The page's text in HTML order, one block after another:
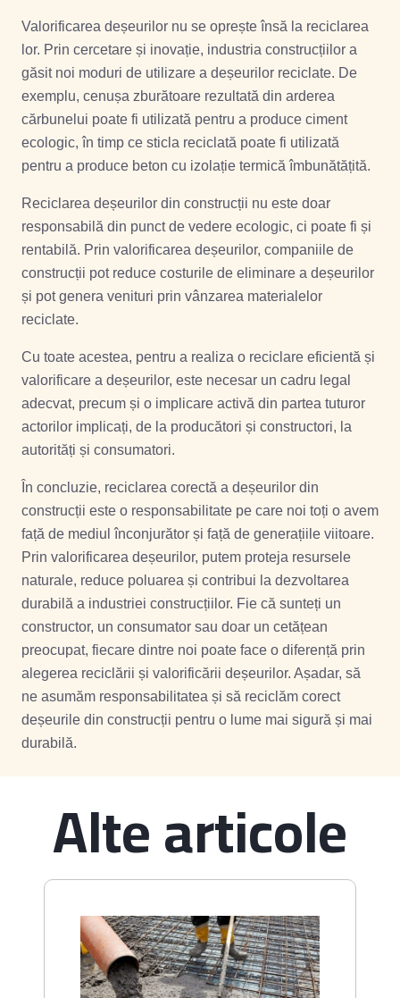
Valorificarea deșeurilor nu se oprește însă la reciclarea
lor. Prin cercetare și inovație, industria construcțiilor a
găsit noi moduri de utilizare a deșeurilor reciclate. De
exemplu, cenușa zburătoare rezultată din arderea
cărbunelui poate fi utilizată pentru a produce ciment
ecologic, în timp ce sticla reciclată poate fi utilizată
pentru a produce beton cu izolație termică îmbunătățită.
Reciclarea deșeurilor din construcții nu este doar
responsabilă din punct de vedere ecologic, ci poate fi și
rentabilă. Prin valorificarea deșeurilor, companiile de
construcții pot reduce costurile de eliminare a deșeurilor
și pot genera venituri prin vânzarea materialelor
reciclate.
Cu toate acestea, pentru a realiza o reciclare eficientă și
valorificare a deșeurilor, este necesar un cadru legal
adecvat, precum și o implicare activă din partea tuturor
actorilor implicați, de la producători și constructori, la
autorități și consumatori.
În concluzie, reciclarea corectă a deșeurilor din
construcții este o responsabilitate pe care noi toți o avem
față de mediul înconjurător și față de generațiile viitoare.
Prin valorificarea deșeurilor, putem proteja resursele
naturale, reduce poluarea și contribui la dezvoltarea
durabilă a industriei construcțiilor. Fie că sunteți un
constructor, un consumator sau doar un cetățean
preocupat, fiecare dintre noi poate face o diferență prin
alegerea reciclării și valorificării deșeurilor. Așadar, să
ne asumăm responsabilitatea și să reciclăm corect
deșeurile din construcții pentru o lume mai sigură și mai
durabilă.
Alte articole